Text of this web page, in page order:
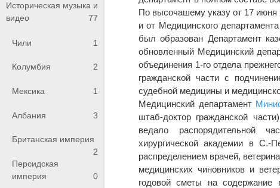
Историческая музыка и
видео
77
Чили 1
Колумбия 2
Мексика 1
Албания 3
Британская империя
2
Персидская
империя
0
По высочашему указу от 17 июня
и от Медицинского
был образован Департамент
обновленный Медицинский
объединения 1-го отдела
гражданской части с
судебной медицины и
Медицинский департамент
штаб-доктор гражданской
ведало распорядительной
хирургической академии в С.-
распределением врачей,
медицинских чиновников и
годовой сметы на содержание